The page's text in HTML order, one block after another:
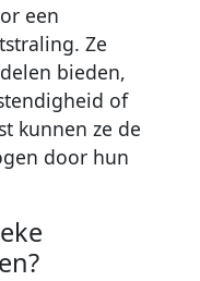
een
Ze
bieden,
of
kunnen ze de
door hun